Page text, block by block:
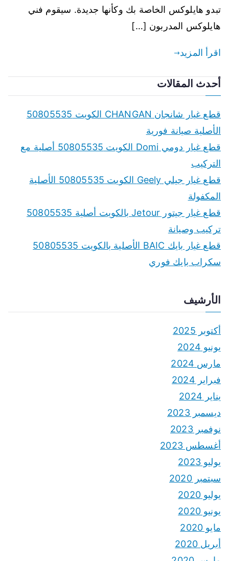
تبدو هايلوكس الخاصة بك وكأنها جديدة. سيقوم فني
هايلوكس المدربون […]
اقرأ المزيد
أحدث المقالات
قطع غيار شانجان CHANGAN الكويت 50805535
الأصلية صيانة فورية
قطع غيار دومي Domi الكويت 50805535 أصلية مع
التركيب
قطع غيار جيلي Geely الكويت 50805535 الأصلية
المكفولة
قطع غيار جيتور Jetour بالكويت أصلية 50805535
تركيب وصيانة
قطع غيار بايك BAIC الأصلية بالكويت 50805535
سكراب بايك فوري
الأرشيف
أكتوبر 2025
يونيو 2024
مارس 2024
فبراير 2024
يناير 2024
ديسمبر 2023
نوفمبر 2023
أغسطس 2023
يوليو 2023
سبتمبر 2020
يوليو 2020
يونيو 2020
مايو 2020
أبريل 2020